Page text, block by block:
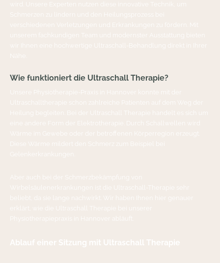
wird. Unsere Experten nutzen diese innovative Technik, um
verschiedenen Verletzungen und Erkrankungen zu fördern. Mit
unserem fachkundigen Team und modernster Ausstattung bieten
wir Ihnen eine hochwertige Ultraschall-Behandlung direkt in Ihrer
Wie funktioniert die Ultraschall Therapie?
Unsere Physiotherapie-Praxis in Hannover konnte mit der
Ultraschalltherapie schon zahlreiche Patienten auf dem Weg der
eine andere Form der Elektrotherapie. Durch Schallwellen wird
Wärme im Gewebe oder der betroffenen Körperregion erzeugt.
Diese Wärme mildert den Schmerz zum Beispiel bei
Aber auch bei der Schmerzbekämpfung von
Wirbelsäulenerkrankungen ist die Ultraschall-Therapie sehr
beliebt, da sie lange nachwirkt. Wir haben Ihnen hier genauer
erklärt, wie die Ultraschall Therapie bei unserer
Ablauf einer Sitzung mit Ultraschall Therapie